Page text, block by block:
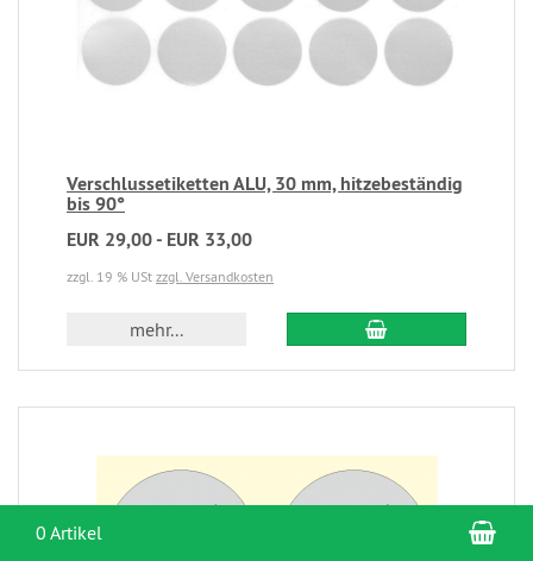
Verschlussetiketten ALU, 30 mm, hitzebeständig
bis 90°
EUR 29,00 - EUR 33,00
zzgl. 19 % USt zzgl. Versandkosten
mehr...
0 Artikel